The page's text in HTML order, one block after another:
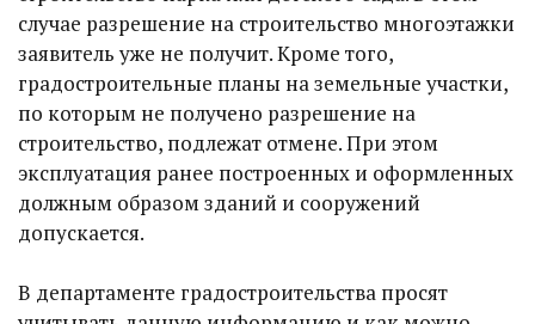
случае разрешение на строительство многоэтажки
заявитель уже не получит. Кроме того,
градостроительные планы на земельные участки,
по которым не получено разрешение на
строительство, подлежат отмене. При этом
эксплуатация ранее построенных и оформленных
должным образом зданий и сооружений
допускается.
В департаменте градостроительства просят